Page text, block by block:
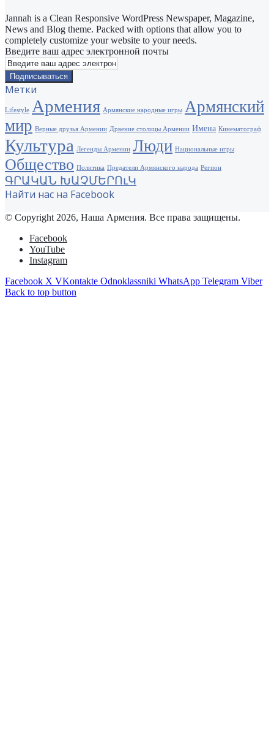
Jannah is a Clean Responsive WordPress Newspaper, Magazine,
News and Blog theme. Packed with options that allow you to
completely customize your website to your needs.
Введите ваш адрес электронной почты
Метки
Lifestyle Армения Армянские народные игры Армянский
мир Верные друзья Армении Дрвение столицы Армении Имена Кинематограф
Культура Легенды Армении Люди Национальные игры
Общество Политика Предатели Армянского народа Регион
ԳՐԱԿԱՆ ԽԱՉՄԵՐՈւԿ
Найти нас на Facebook
© Copyright 2026, Наша Армения. Все права защищены.
Facebook
YouTube
Instagram
Facebook X VKontakte Odnoklassniki WhatsApp Telegram Viber
Back to top button